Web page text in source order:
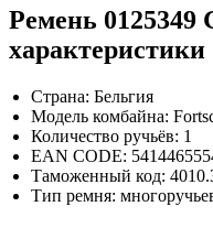
Ремень 0125349
характеристики
Страна: Бельгия
Модель комбайна:
Количество ручьёв: 1
EAN CODE:
Таможенный код:
Тип ремня: